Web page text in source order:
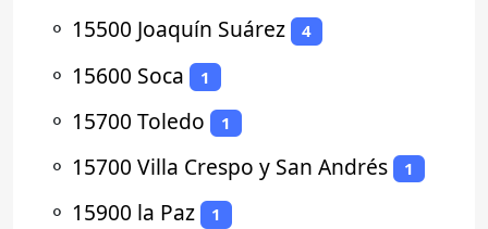
⚬ 15500 Joaquín Suárez 4
⚬ 15600 Soca 1
⚬ 15700 Toledo 1
⚬ 15700 Villa Crespo y San Andrés 1
⚬ 15900 la Paz 1